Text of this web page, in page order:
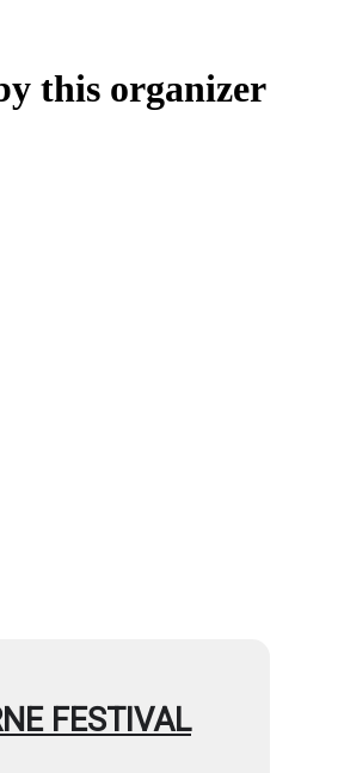
this organizer
FESTIVAL